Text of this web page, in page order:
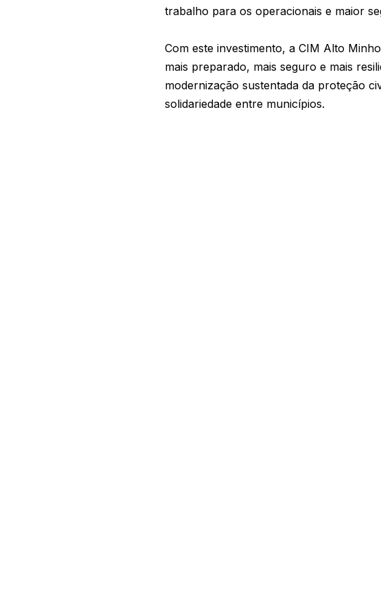
trabalho para os operacionais e maior
Com este investimento, a CIM Alto
mais preparado, mais seguro e mais
modernização sustentada da proteção
solidariedade entre municípios.